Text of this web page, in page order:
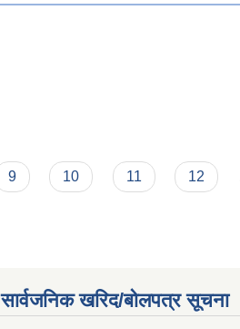
9 10 11 12
सार्वजनिक खरिद/बोलपत्र सूचना